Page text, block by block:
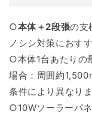
シ
シ
対
策
シ
シ
対
策
○本体＋2段張の支
ノシシ対策におす
○本体1台あたりの
場合：周囲約
条件により異なりま
○10Wソーラーパ